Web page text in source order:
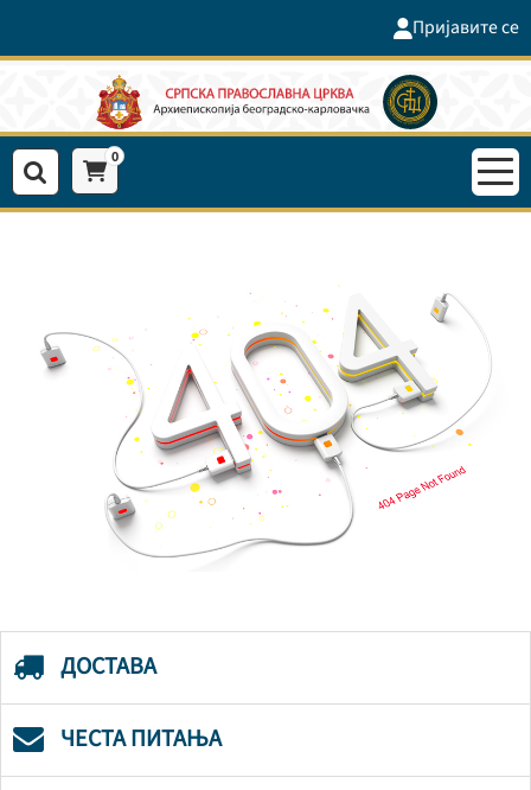
Пријавите се
0
ДОСТАВА
ЧЕСТА ПИТАЊА